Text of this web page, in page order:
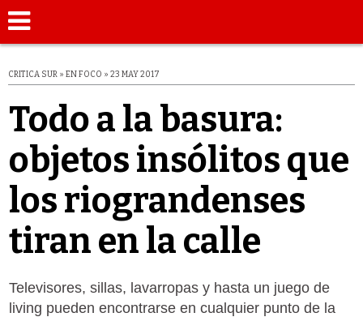
CRITICA SUR » EN FOCO » 23 MAY 2017
Todo a la basura:
objetos insólitos que
los riograndenses
tiran en la calle
Televisores, sillas, lavarropas y hasta un juego de
living pueden encontrarse en cualquier punto de la